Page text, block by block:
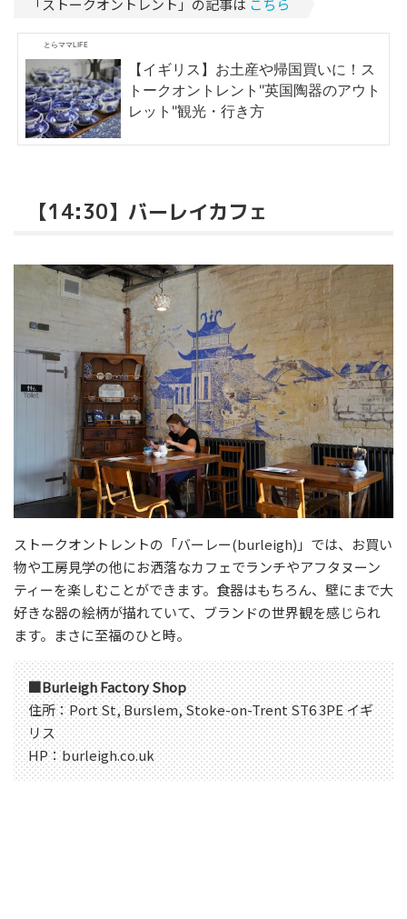
「ストークオントレント」の記事は こちら
とらママLIFE
【イギリス】お土産や帰国買いに！ス
トークオントレント"英国陶器のアウト
レット"観光・行き方
【14:30】バーレイカフェ
ストークオントレントの「バーレー(burleigh)」では、お買い
物や工房見学の他にお洒落なカフェでランチやアフタヌーン
ティーを楽しむことができます。食器はもちろん、壁にまで大
好きな器の絵柄が描れていて、ブランドの世界観を感じられ
ます。まさに至福のひと時。
■Burleigh Factory Shop
住所：Port St, Burslem, Stoke-on-Trent ST6 3PE イギ
リス
HP：burleigh.co.uk